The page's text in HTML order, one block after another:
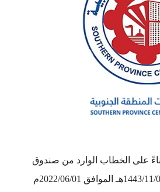
على الخطاب الوارد من صندوق
الاستثمارات العامة بتاريخ 1443/11/02هـ الموافق 2022/06/01م